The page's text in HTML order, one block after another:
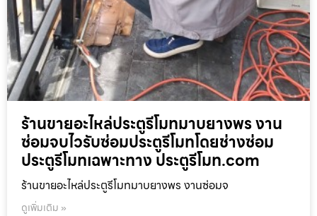
ร้านขายอะไหล่ประตูรีโมทมาบยางพร งาน
ซ่อมจบไวรับซ่อมประตูรีโมทโดยช่างซ่อม
ประตูรีโมทเฉพาะทาง ประตูรีโมท.com
ร้านขายอะไหล่ประตูรีโมทมาบยางพร งานซ่อมจ
ดูเพิ่มเติม »